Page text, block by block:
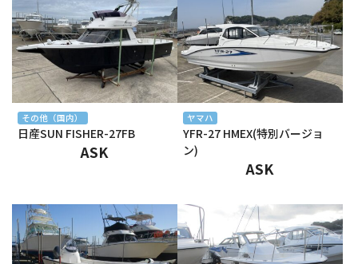
2025年3月
2025年2月
2025年1月
2024年12月
2024年11月
2024年9月
2024年8月
その他（国内）
日産SUN FISHER-27FB
ASK
ヤマハ
YFR-27 HMEX(特別バージョ
ン)
ASK